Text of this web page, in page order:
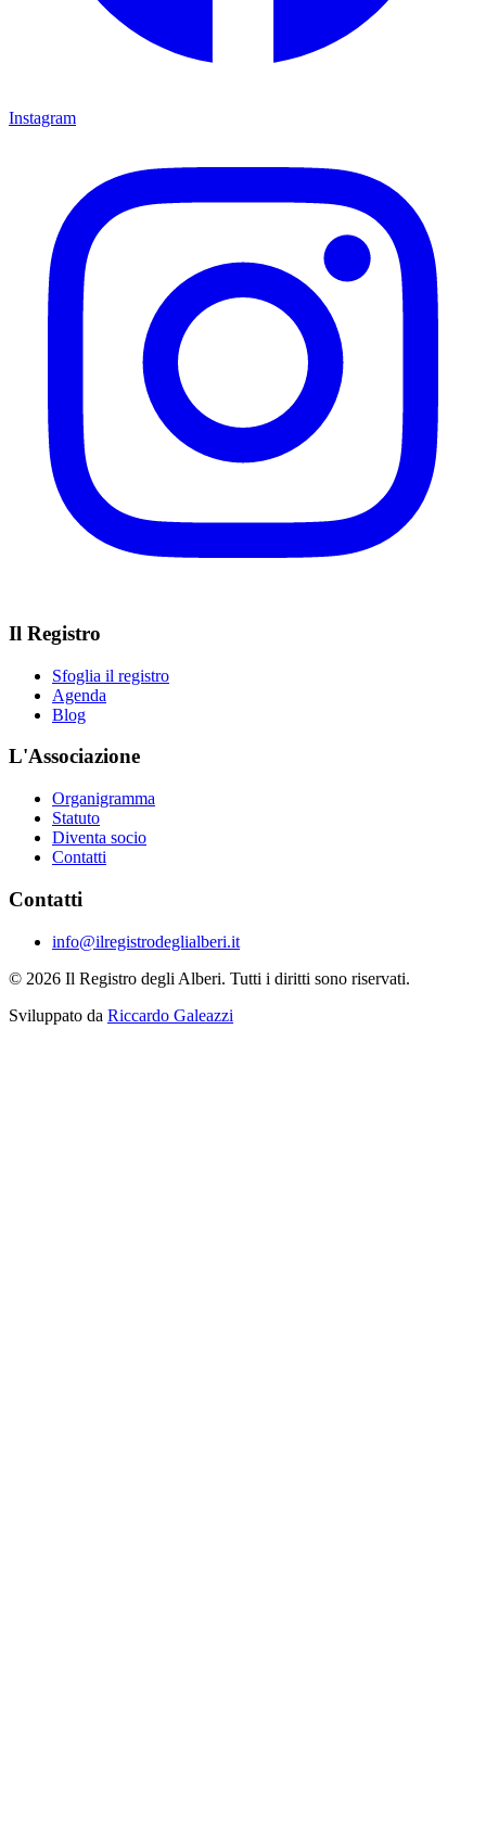
Instagram
Il Registro
Sfoglia il registro
Agenda
Blog
L'Associazione
Organigramma
Statuto
Diventa socio
Contatti
Contatti
info@ilregistrodeglialberi.it
© 2026 Il Registro degli Alberi. Tutti i diritti sono riservati.
Sviluppato da Riccardo Galeazzi